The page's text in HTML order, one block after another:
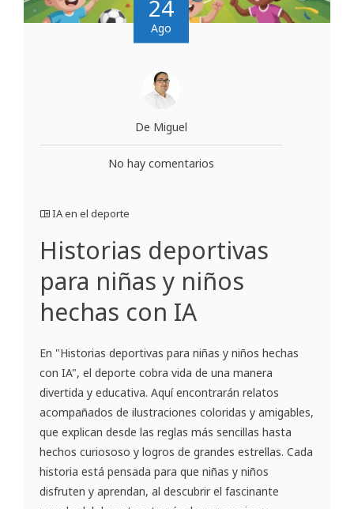
24
Ago
De Miguel
No hay comentarios
IA en el deporte
Historias deportivas
para niñas y niños
hechas con IA
En "Historias deportivas para niñas y niños hechas
con IA", el deporte cobra vida de una manera
divertida y educativa. Aquí encontrarán relatos
acompañados de ilustraciones coloridas y amigables,
que explican desde las reglas más sencillas hasta
hechos curiososo y logros de grandes estrellas. Cada
historia está pensada para que niñas y niños
disfruten y aprendan, al descubrir el fascinante